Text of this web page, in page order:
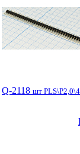
Q-2118 шт